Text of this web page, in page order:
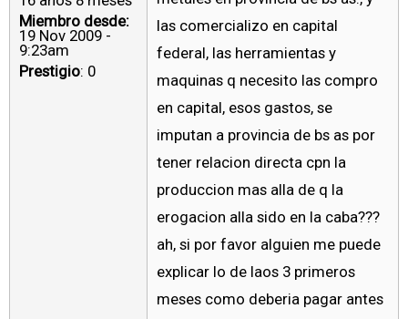
Miembro desde:
19 Nov 2009 -
9:23am
Prestigio: 0
las comercializo en capital
federal, las herramientas y
maquinas q necesito las compro
en capital, esos gastos, se
imputan a provincia de bs as por
tener relacion directa cpn la
produccion mas alla de q la
erogacion alla sido en la caba???
ah, si por favor alguien me puede
explicar lo de laos 3 primeros
meses como deberia pagar antes